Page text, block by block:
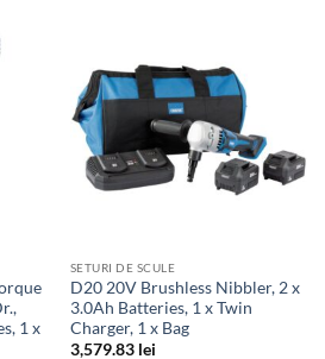
1 x
SETURI DE SCULE
D20 20V Brushless Nibbler, 2 x
3.0Ah Batteries, 1 x Twin
Charger, 1 x Bag
3,579.83 lei